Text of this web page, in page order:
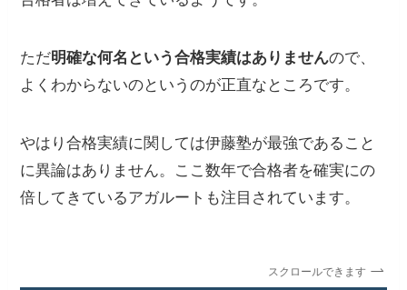
ただ明確な何名という合格実績はありませんので、
よくわからないのというのが正直なところです。
やはり合格実績に関しては伊藤塾が最強であること
に異論はありません。 ここ数年で合格者を確実にの
倍してきているアガルートも注目されています。
スクロールできます